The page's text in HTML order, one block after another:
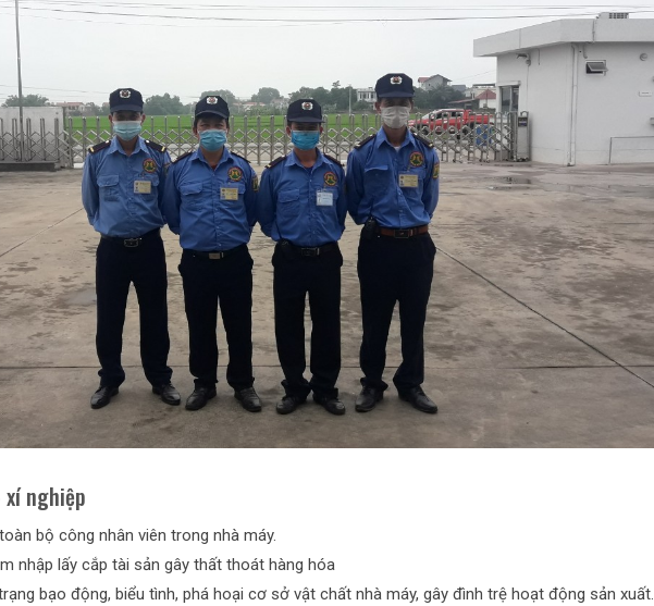
xí nghiệp
bộ công nhân viên trong nhà máy.
nhập lấy cắp tài sản gây thất thoát hàng hóa
bạo động, biểu tình, phá hoại cơ sở vật chất nhà máy, gây đình trệ hoạt động sản xuất.